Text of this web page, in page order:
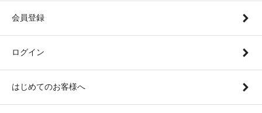
会員登録
ログイン
はじめてのお客様へ